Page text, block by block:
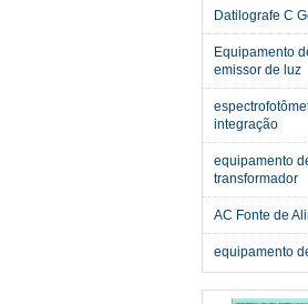
Datilografe C
Equipamento
emissor de luz
integração
equipamento
transformador
AC Fonte de
equipamento